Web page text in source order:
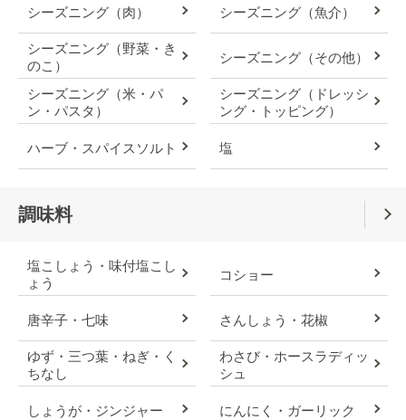
シーズニング（肉） シーズニング（魚介）
シーズニング（野菜・き
のこ）
シーズニング（その他）
シーズニング（米・パ
ン・パスタ）
シーズニング（ドレッシ
ング・トッピング）
ハーブ・スパイスソルト 塩
調味料
塩こしょう・味付塩こし
ょう
コショー
唐辛子・七味 さんしょう・花椒
ゆず・三つ葉・ねぎ・く
ちなし
わさび・ホースラディッ
シュ
しょうが・ジンジャー にんにく・ガーリック